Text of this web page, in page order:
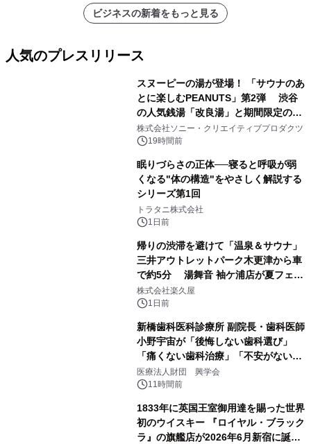
ビジネスの新着をもっと見る
人気のプレスリリース
スヌーピーの湯が登場！ 「サウナのあ
とに楽しむPEANUTS」第2弾 渋谷
の人気銭湯「改良湯」と期間限定のコ
ラボレーション サウナイキタイコラ
ボグッズも発売決定！
株式会社ソニー・クリエイティブプロダクツ
19時間前
眠りづらさの正体──寝ると呼吸が弱
くなる"体の構造"をやさしく解説する
シリーズ第1回
トラタニ株式会社
1日前
帰りの渋滞を避けて「温泉＆サウナ」
三井アウトレットパーク木更津から車
で約5分 湯舞音 袖ケ浦店が夏フェア
メニューを提供
株式会社楽久屋
1日前
新橋歯科医科診療所 副院長・歯科医師
小野宇宙が「後悔しない歯科選び」
「痛くない歯科治療」「不安がない治
療計画」をテーマに専門監修
医療法人財団 興学会
11時間前
1833年に英国王室御用達を賜った世界
初のウイスキー 『ロイヤル・ブラック
ラ』の旗艦店が2026年6月新宿に誕